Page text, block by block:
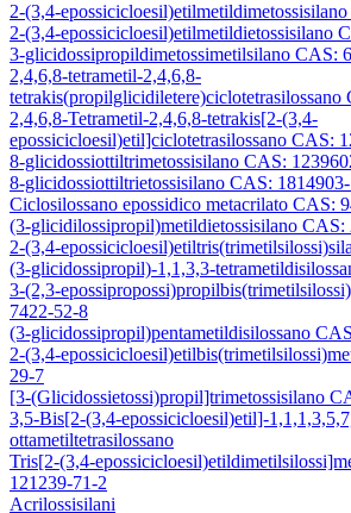
2-(3,4-
2-(3,4-epossicicloesil)etilmetildietossisilano
3-glicidossipropildimetossimetilsilano CAS:
2,4,6,8-tetrametil-2,4,6,8-
tetrakis(propilglicidiletere)ciclotetrasilossano
2,4,6,8-Tetrametil-2,4,6,8-tetrakis[2-(3,4-
epossicicloesil)etil]ciclotetrasilossano CAS:
8-glicidossiottiltrimetossisilano CAS:
8-glicidossiottiltrietossisilano CAS:
Ciclosilossano epossidico metacrilato CAS:
(3-glicidilossipropil)metildietossisilano CAS:
2-(3,4-
(3-glicidossipropil)-1,1,3,3-
3-(2,3-
7422-52-8
(3-glicidossipropil)pentametildisilossano
2-(3,4-
29-7
[3-(Glicidossietossi)propil]trimetossisilano
3,5-Bis[2-(3,4-epossicicloesil)etil]-
ottametiltetrasilossano
Tris[2-(3,4-
121239-71-2
Acrilossisilani